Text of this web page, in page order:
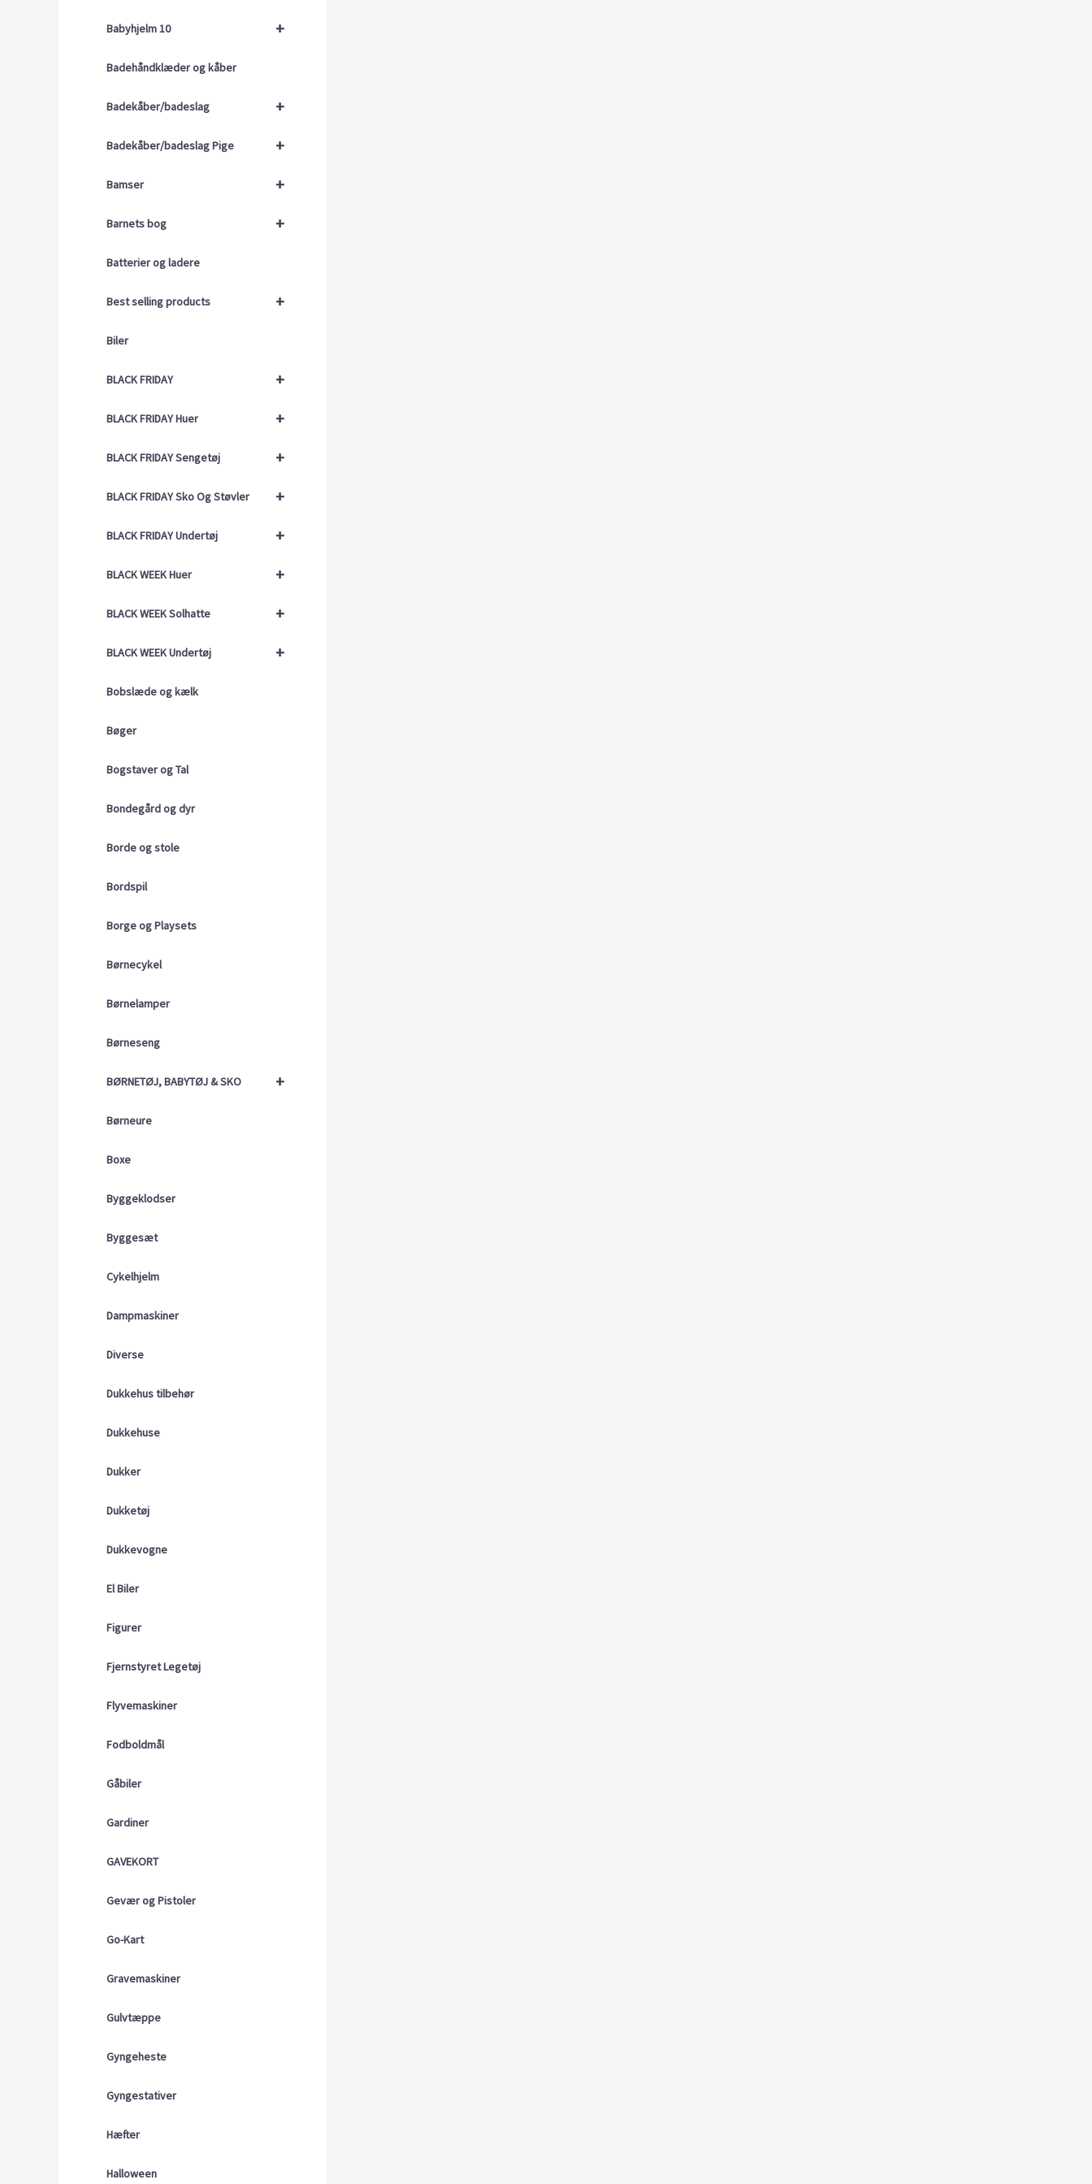
+
Babyhjelm 10
Badehåndklæder og kåber
+
Badekåber/badeslag
+
Badekåber/badeslag Pige
+
Bamser
+
Barnets bog
Batterier og ladere
+
Best selling products
Biler
+
BLACK FRIDAY
+
BLACK FRIDAY Huer
+
BLACK FRIDAY Sengetøj
+
BLACK FRIDAY Sko Og Støvler
+
BLACK FRIDAY Undertøj
+
BLACK WEEK Huer
+
BLACK WEEK Solhatte
+
BLACK WEEK Undertøj
Bobslæde og kælk
Bøger
Bogstaver og Tal
Bondegård og dyr
Borde og stole
Bordspil
Borge og Playsets
Børnecykel
Børnelamper
Børneseng
+
BØRNETØJ, BABYTØJ & SKO
Børneure
Boxe
Byggeklodser
Byggesæt
Cykelhjelm
Dampmaskiner
Diverse
Dukkehus tilbehør
Dukkehuse
Dukker
Dukketøj
Dukkevogne
El Biler
Figurer
Fjernstyret Legetøj
Flyvemaskiner
Fodboldmål
Gåbiler
Gardiner
GAVEKORT
Gevær og Pistoler
Go-Kart
Gravemaskiner
Gulvtæppe
Gyngeheste
Gyngestativer
Hæfter
Halloween